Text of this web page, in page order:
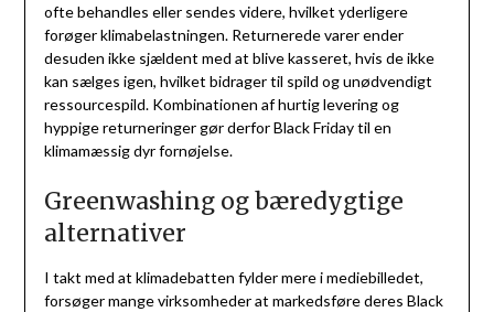
ofte behandles eller sendes videre, hvilket yderligere
forøger klimabelastningen. Returnerede varer ender
desuden ikke sjældent med at blive kasseret, hvis de ikke
kan sælges igen, hvilket bidrager til spild og unødvendigt
ressourcespild. Kombinationen af hurtig levering og
hyppige returneringer gør derfor Black Friday til en
klimamæssig dyr fornøjelse.
Greenwashing og bæredygtige
alternativer
I takt med at klimadebatten fylder mere i mediebilledet,
forsøger mange virksomheder at markedsføre deres Black